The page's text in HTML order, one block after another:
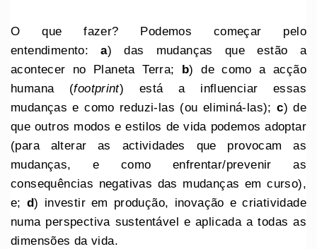
O que fazer? Podemos começar pelo
entendimento:a) das mudanças que estão a
acontecer no Planeta Terra;
b) de como a acção
humana (footprint) está a influenciar essas
mudanças e como reduzi-las (ou eliminá-las);c) de
que outros modos e estilos de vida podemos adoptar
(para alterar as actividades que provocam as
mudanças, e como enfrentar/prevenir as
consequências negativas das mudanças em curso),
e; d) investir em produção, inovação e criatividade
numa perspectiva sustentável e aplicada a todas as
dimensões da vida.